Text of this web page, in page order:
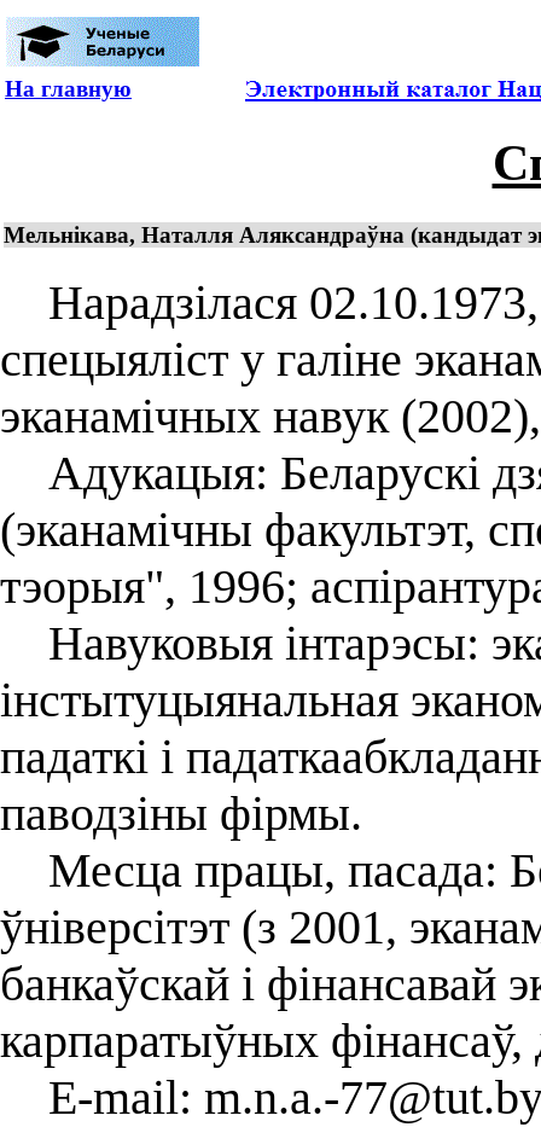
На главную
Мельнiкава, Наталля Аляксандраўна (кандыдат
Нарадзілася
спецыяліст у галіне
эканамічных навук
Адукацыя: Беларускі
(эканамічны факультэт,
тэорыя", 1996;
Навуковыя інтарэсы:
інстытуцыянальная
падаткі і
паводзіны фірмы.
Месца працы, пасада:
ўніверсітэт (з 2001,
банкаўскай і фінансавай
карпаратыўных
E-mail: m.n.a.-